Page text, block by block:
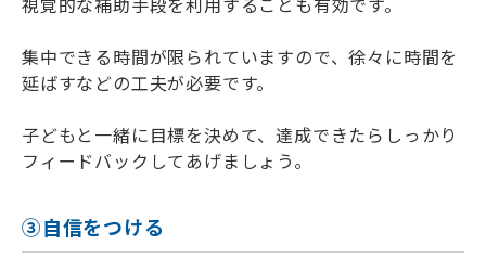
集中できる時間が限られていますので、徐々に時間を
延ばすなどの工夫が必要です。
子どもと一緒に目標を決めて、達成できたらしっかり
フィードバックしてあげましょう。
③自信をつける